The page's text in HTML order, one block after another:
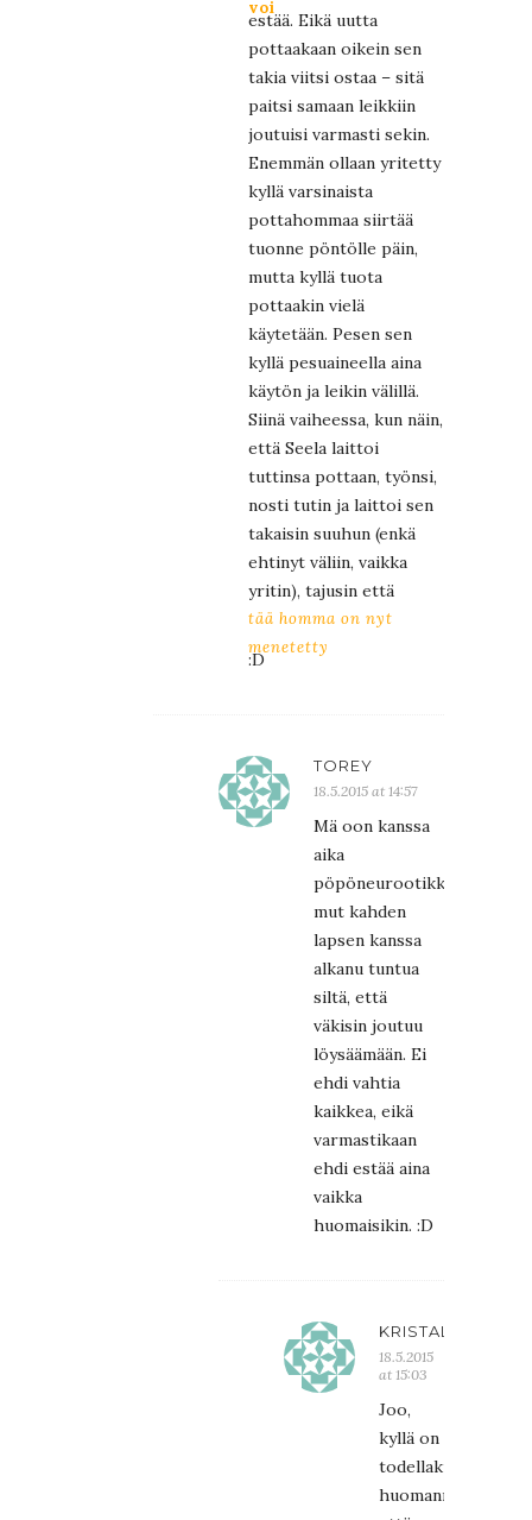
voi
estää. Eikä uutta
pottaakaan oikein sen
takia viitsi ostaa – sitä
paitsi samaan leikkiin
joutuisi varmasti sekin.
Enemmän ollaan yritetty
kyllä varsinaista
pottahommaa siirtää
tuonne pöntölle päin,
mutta kyllä tuota
pottaakin vielä
käytetään. Pesen sen
kyllä pesuaineella aina
käytön ja leikin välillä.
Siinä vaiheessa, kun näin,
että Seela laittoi
tuttinsa pottaan, työnsi,
nosti tutin ja laittoi sen
takaisin suuhun (enkä
ehtinyt väliin, vaikka
yritin), tajusin että
tää homma on nyt
menetetty
:D
TOREY
18.5.2015 at 14:57
Mä oon kanssa
aika
pöpöneurootikko,
mut kahden
lapsen kanssa
alkanu tuntua
siltä, että
väkisin joutuu
löysäämään. Ei
ehdi vahtia
kaikkea, eikä
varmastikaan
ehdi estää aina
vaikka
huomaisikin. :D
KRISTALIINA
18.5.2015
at 15:03
Joo,
kyllä on
todellakin
huomannut,